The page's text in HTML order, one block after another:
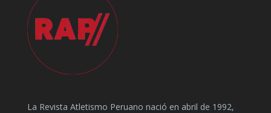
La Revista Atletismo Peruano nació en abril de 1992,